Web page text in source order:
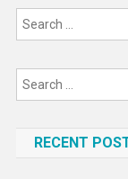
Search
for:
RECENT